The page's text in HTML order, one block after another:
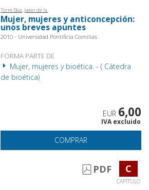
Torre Díaz, Javier de la.
Mujer, mujeres y anticoncepción:
unos breves apuntes
2010 - Universidad Pontificia Comillas
FORMA PARTE DE
Mujer, mujeres y bioética. - ( Cátedra
de bioética)
EUR 6,00
IVA excluido
COMPRAR
PDF C
CAPÍTULO